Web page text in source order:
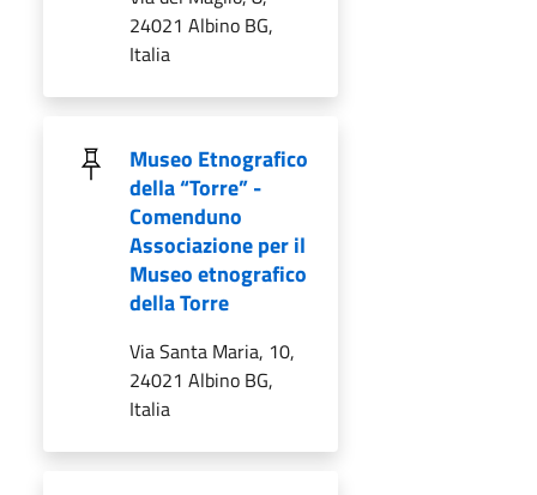
24021 Albino BG,
Italia
Museo Etnografico
della “Torre” -
Comenduno
Associazione per il
Museo etnografico
della Torre
Via Santa Maria, 10,
24021 Albino BG,
Italia